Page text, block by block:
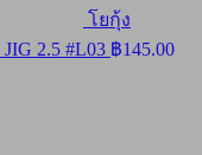
โยกุ้ง
2.5 #L03 ฿145.00